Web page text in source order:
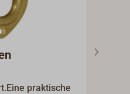
praktische